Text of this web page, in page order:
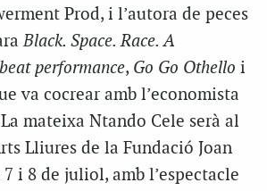
Prod, i l’autora de peces
Black. Space. Race. A
performance, Go Go Othello i
va cocrear amb l’economista
mateixa Ntando Cele serà al
Lliures de la Fundació Joan
7 i 8 de juliol, amb l’espectacle